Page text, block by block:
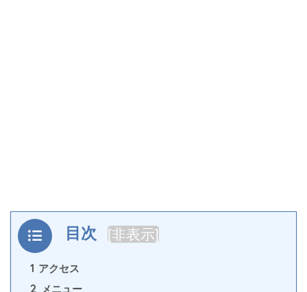
目次 [非表示]
1 アクセス
2 メニュー